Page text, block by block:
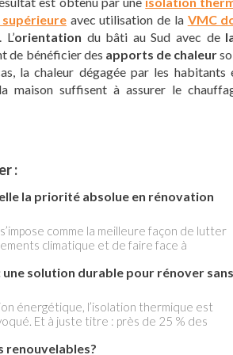
supérieure avec utilisation de la VMC
. L’orientation du bâti au Sud avec de
de bénéficier des apports de chaleur
la chaleur dégagée par les habitants
maison suffisent à assurer le
:
la priorité absolue en rénovation
comme la meilleure façon de lutter
climatique et de faire face à
leur système de chauffage ou d’installer
ne donnent pas leur plein potentiel.
solution durable pour rénover sans
énergétique, l’isolation thermique est
Et à juste titre : près de 25 % des
l’isolation thermique par l’extérieur
renouvelables?